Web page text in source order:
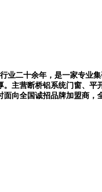
业二十余年，是一家专业
主营断桥铝系统门窗、
向全国诚招品牌加盟商